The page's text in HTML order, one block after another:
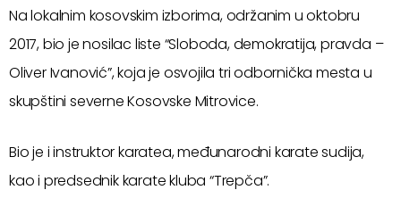
Na lokalnim kosovskim izborima, održanim u oktobru
2017, bio je nosilac liste “Sloboda, demokratija, pravda –
Oliver Ivanović”, koja je osvojila tri odbornička mesta u
skupštini severne Kosovske Mitrovice.
Bio je i instruktor karatea, međunarodni karate sudija,
kao i predsednik karate kluba “Trepča”.